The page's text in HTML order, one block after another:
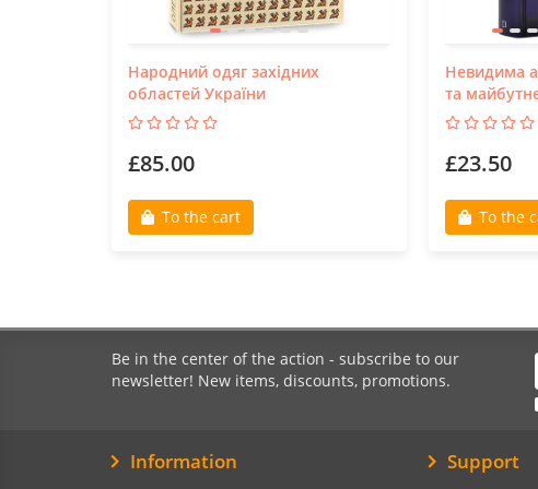
Народний одяг західних
областей України
£85.00
To the cart
Невидима
та
£23.50
To the
Be in the center of the action - subscribe to our
newsletter! New items, discounts, promotions.
Information Support